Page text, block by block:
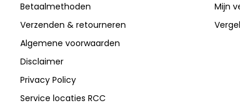
Betaalmethoden
Verzenden & retourneren
Algemene voorwaarden
Disclaimer
Privacy Policy
Service locaties RCC
Mijn